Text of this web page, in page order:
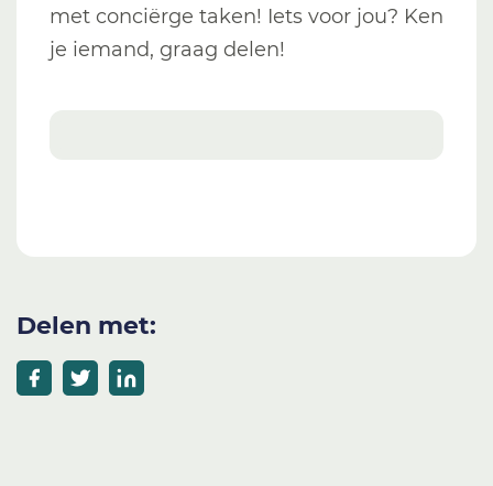
met conciërge taken! Iets voor jou? Ken
je iemand, graag delen!
Delen met: